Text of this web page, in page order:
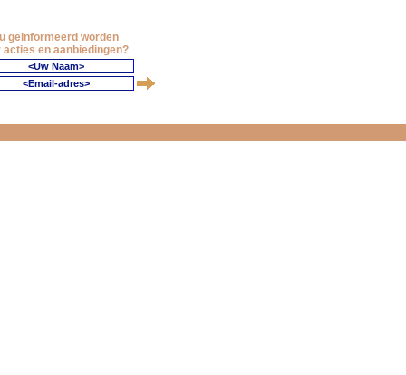
geinformeerd worden
acties en aanbiedingen?